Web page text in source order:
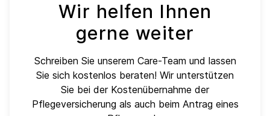
Wir helfen Ihnen
gerne weiter
Schreiben Sie unserem Care-Team und lassen
Sie sich kostenlos beraten! Wir unterstützen
Sie bei der Kostenübernahme der
Pflegeversicherung als auch beim Antrag eines